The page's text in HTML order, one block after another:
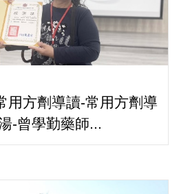
用方劑導讀-常用方劑導
-曾學勤藥師...